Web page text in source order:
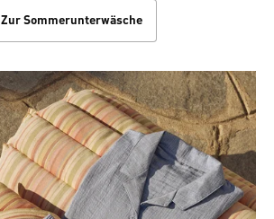
Zur Sommerunterwäsche